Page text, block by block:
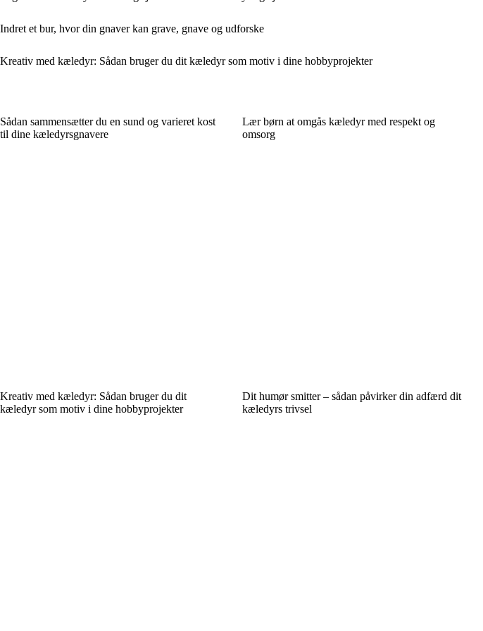
Indret et bur, hvor din gnaver kan grave, gnave og udforske
Kreativ med kæledyr: Sådan bruger du dit kæledyr som motiv i dine hobbyprojekter
Sådan sammensætter du en sund og varieret kost
til dine kæledyrsgnavere
Lær børn at omgås kæledyr med respekt og
omsorg
Kreativ med kæledyr: Sådan bruger du dit
kæledyr som motiv i dine hobbyprojekter
Dit humør smitter – sådan påvirker din adfærd dit
kæledyrs trivsel